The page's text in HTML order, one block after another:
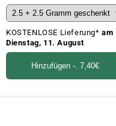
KOSTENLOSE Lieferung*am
Dienstag, 11. August
Hinzufügen -. 7,40€